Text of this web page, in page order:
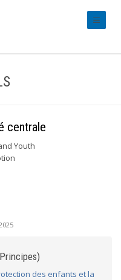
centrale
Youth
des enfants et la